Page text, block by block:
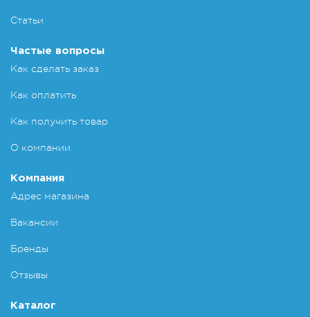
Статьи
Частые вопросы
Как сделать заказ
Как оплатить
Как получить товар
О компании
Компания
Адрес магазина
Вакансии
Бренды
Отзывы
Каталог